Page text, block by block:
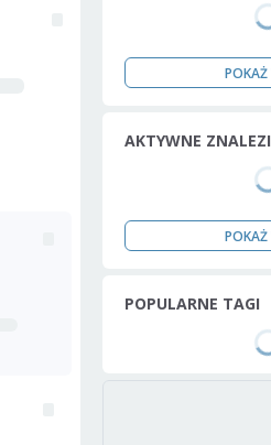
POKAŻ
AKTYWNE
POKAŻ
POPULARNE TAGI